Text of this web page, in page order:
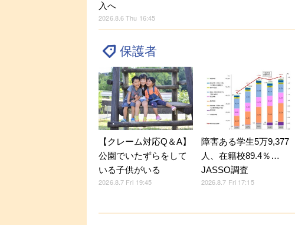
入へ
2026.8.6 Thu 16:45
保護者
【クレーム対応Q＆A】
公園でいたずらをして
いる子供がいる
2026.8.7 Fri 19:45
障害ある学生5万9,377
人、在籍校89.4％…
JASSO調査
2026.8.7 Fri 17:15